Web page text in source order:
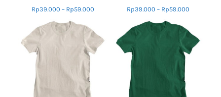
Rp39.000 – Rp59.000 Rp39.000 – Rp59.000